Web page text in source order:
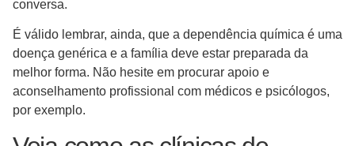
conversa.
É válido lembrar, ainda, que a dependência química é uma
doença genérica e a família deve estar preparada da
melhor forma. Não hesite em procurar apoio e
aconselhamento profissional com médicos e psicólogos,
por exemplo.